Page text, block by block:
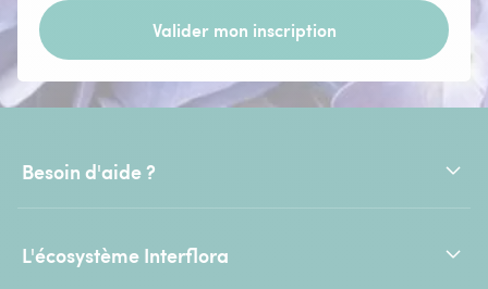
Valider mon inscription
Besoin d'aide ?
L'écosystème Interflora